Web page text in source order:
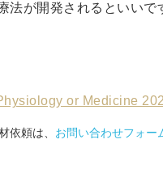
法が開発されるといいで
or Medicine
依頼は、 お問い合わせフォー